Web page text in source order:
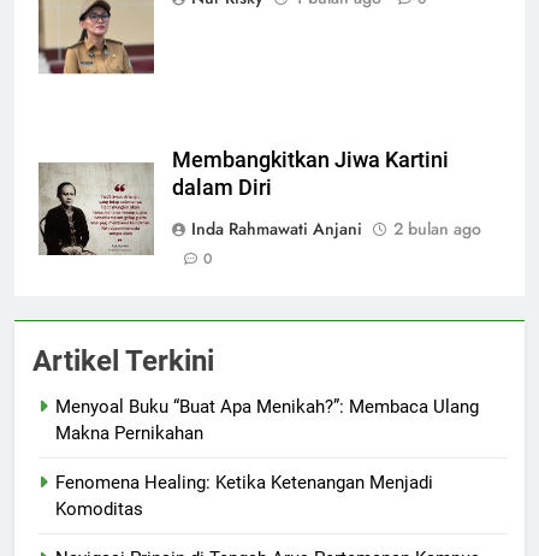
timesmalut.com
Membangkitkan Jiwa Kartini
dalam Diri
Inda Rahmawati Anjani
2 bulan ago
0
Artikel Terkini
Menyoal Buku “Buat Apa Menikah?”: Membaca Ulang
Makna Pernikahan
Fenomena Healing: Ketika Ketenangan Menjadi
Komoditas